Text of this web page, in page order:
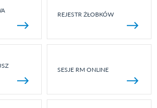
REJESTR ŻŁOBKÓW
SESJE RM ONLINE